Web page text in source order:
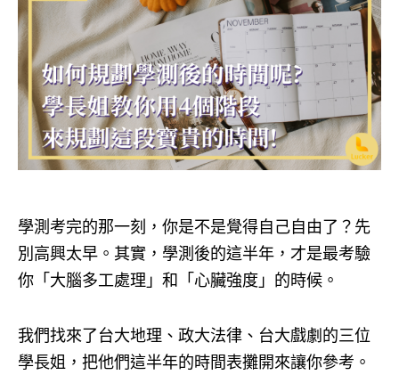
學測考完的那一刻，你是不是覺得自己自由了？先
別高興太早。其實，學測後的這半年，才是最考驗
你「大腦多工處理」和「心臟強度」的時候。
我們找來了台大地理、政大法律、台大戲劇的三位
學長姐，把他們這半年的時間表攤開來讓你參考。